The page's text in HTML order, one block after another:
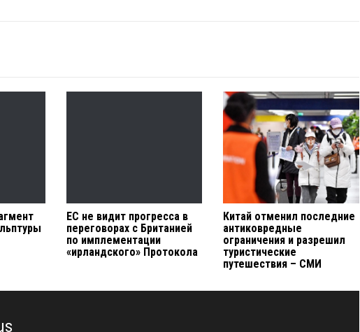
ЕС не видит прогресса в
переговорах с Британией
по имплементации
«ирландского» Протокола
Китай отменил последние
антиковредные
ограничения и разрешил
туристические
путешествия – СМИ